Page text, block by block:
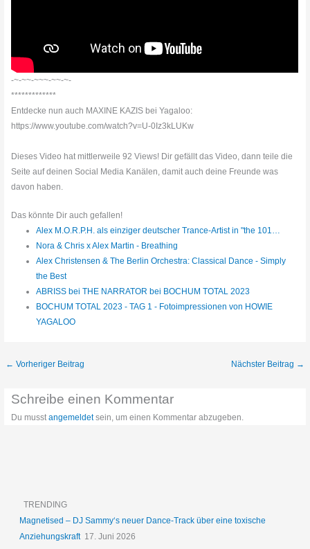
-~-~~-~~~-~~-~-
*************
Entdecke nun auch MAXINE KAZIS bei Yagaloo:
https://www.youtube.com/watch?v=U-0Iz3kLUKw
Dieses Video hat mittlerweile 92 Views! Dir gefällt das Video, dann teile die
Seite auf deinen Social Media Kanälen, damit auch deine Freunde was
davon haben.
Das könnte Dir auch gefallen!
Alex M.O.R.P.H. als einziger deutscher Trance-Artist in "the 101…
Nora & Chris x Alex Martin - Breathing
Alex Christensen & The Berlin Orchestra: Classical Dance - Simply
the Best
ABRISS bei THE NARRATOR bei BOCHUM TOTAL 2023
BOCHUM TOTAL 2023 - TAG 1 - Fotoimpressionen von HOWIE
YAGALOO
← Vorheriger Beitrag Nächster Beitrag →
Schreibe einen Kommentar
Du musstangemeldetsein, um einen Kommentar abzugeben.
TRENDING
Magnetised – DJ Sammy‘s neuer Dance-Track über eine toxische
Anziehungskraft 17. Juni 2026